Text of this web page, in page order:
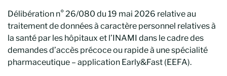
Délibération n° 26/080 du 19 mai 2026 relative au
traitement de données à caractère personnel relatives à
la santé par les hôpitaux et l’INAMI dans le cadre des
demandes d’accès précoce ou rapide à une spécialité
pharmaceutique – application Early&Fast (EEFA).